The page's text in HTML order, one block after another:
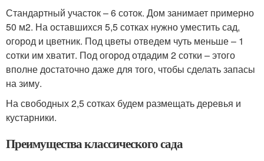
Стандартный участок – 6 соток. Дом занимает примерно
50 м2. На оставшихся 5,5 сотках нужно уместить сад,
огород и цветник. Под цветы отведем чуть меньше – 1
сотки им хватит. Под огород отдадим 2 сотки – этого
вполне достаточно даже для того, чтобы сделать запасы
на зиму.
На свободных 2,5 сотках будем размещать деревья и
кустарники.
Преимущества классического сада